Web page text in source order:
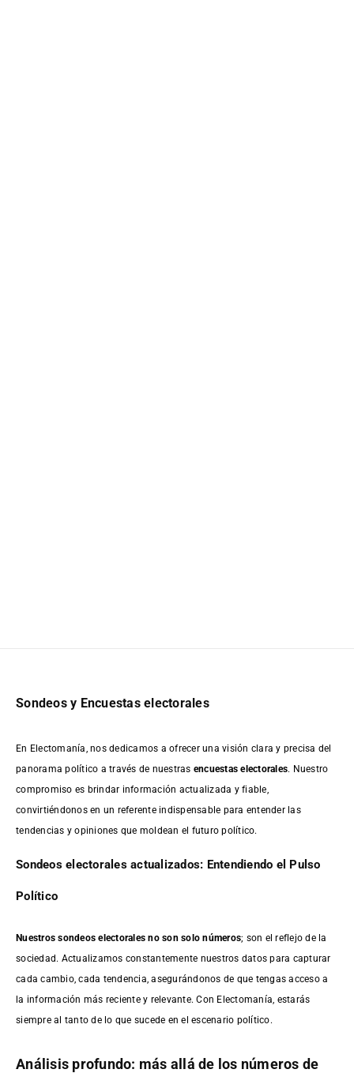
Sondeos y Encuestas electorales
En Electomanía, nos dedicamos a ofrecer una visión clara y precisa del
panorama político a través de nuestras encuestas electorales. Nuestro
compromiso es brindar información actualizada y fiable,
convirtiéndonos en un referente indispensable para entender las
tendencias y opiniones que moldean el futuro político.
Sondeos electorales actualizados: Entendiendo el Pulso
Político
Nuestros sondeos electorales no son solo números; son el reflejo de la
sociedad. Actualizamos constantemente nuestros datos para capturar
cada cambio, cada tendencia, asegurándonos de que tengas acceso a
la información más reciente y relevante. Con Electomanía, estarás
siempre al tanto de lo que sucede en el escenario político.
Análisis profundo: más allá de los números de